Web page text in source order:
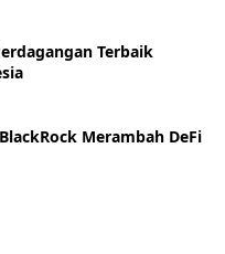
Terbaik
Merambah DeFi